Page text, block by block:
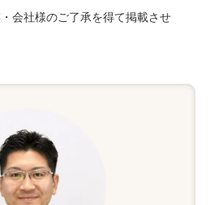
会社様のご了承を得て掲載させ